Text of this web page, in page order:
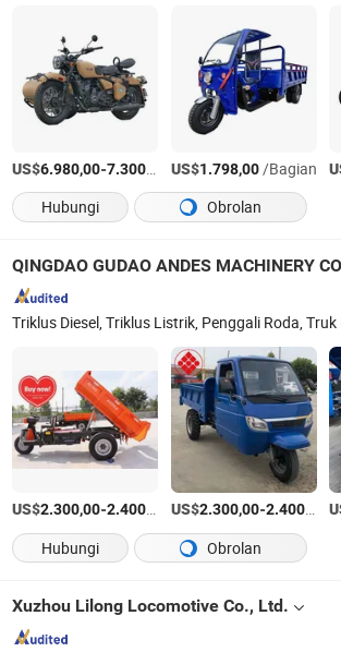
US$6.980,00-7.300,00 /Bagian
US$1.798,00/Bagian
Hubungi
Obrolan
QINGDAO GUDAO ANDES MACHINERY
US$2.300,00-2.400,00 /Atur
US$2.300,00-2.400,00 /
Hubungi
Obrolan
Xuzhou Lilong Locomotive Co., Ltd.